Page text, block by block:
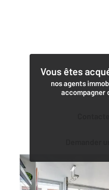
Vous êtes
nos agents
accompagner
Demander
PARIS 75019
56,05 m
, 2 pièces
Ref : 11532